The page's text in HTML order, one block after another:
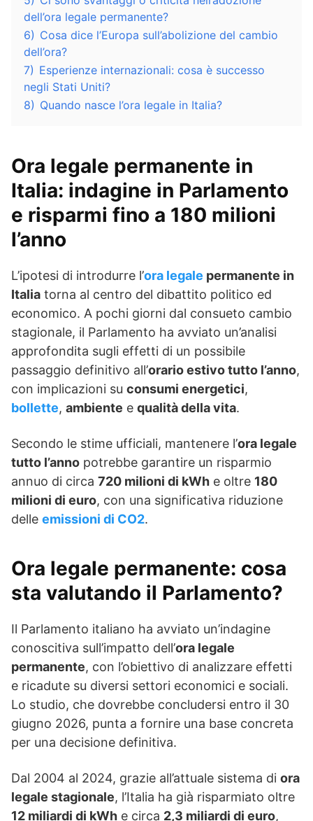
dell’ora legale permanente?
6) Cosa dice l’Europa sull’abolizione del cambio
dell’ora?
7) Esperienze internazionali: cosa è successo
negli Stati Uniti?
8) Quando nasce l’ora legale in Italia?
Ora legale permanente in
Italia: indagine in Parlamento
e risparmi fino a 180 milioni
l’anno
L’ipotesi di introdurre l’ora legale permanente in
Italia torna al centro del dibattito politico ed
economico. A pochi giorni dal consueto cambio
stagionale, il Parlamento ha avviato un’analisi
approfondita sugli effetti di un possibile
passaggio definitivo all’orario estivo tutto l’anno,
con implicazioni su consumi energetici,
bollette, ambiente e qualità della vita.
Secondo le stime ufficiali, mantenere l’ora legale
tutto l’anno potrebbe garantire un risparmio
annuo di circa 720 milioni di kWh e oltre 180
milioni di euro, con una significativa riduzione
delle emissioni di CO2.
Ora legale permanente: cosa
sta valutando il Parlamento?
Il Parlamento italiano ha avviato un’indagine
conoscitiva sull’impatto dell’ora legale
permanente, con l’obiettivo di analizzare effetti
e ricadute su diversi settori economici e sociali.
Lo studio, che dovrebbe concludersi entro il 30
giugno 2026, punta a fornire una base concreta
per una decisione definitiva.
Dal 2004 al 2024, grazie all’attuale sistema di ora
legale stagionale, l’Italia ha già risparmiato oltre
12 miliardi di kWh e circa 2,3 miliardi di euro,